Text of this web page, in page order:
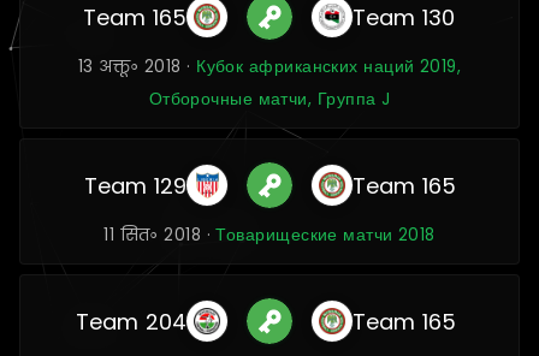
Team 165 Team 130
13 अक्तू॰ 2018 · Кубок африканских наций 2019,
Отборочные матчи, Группа J
Team 129 Team 165
11 सित॰ 2018 ·Товарищеские матчи 2018
Team 204 Team 165